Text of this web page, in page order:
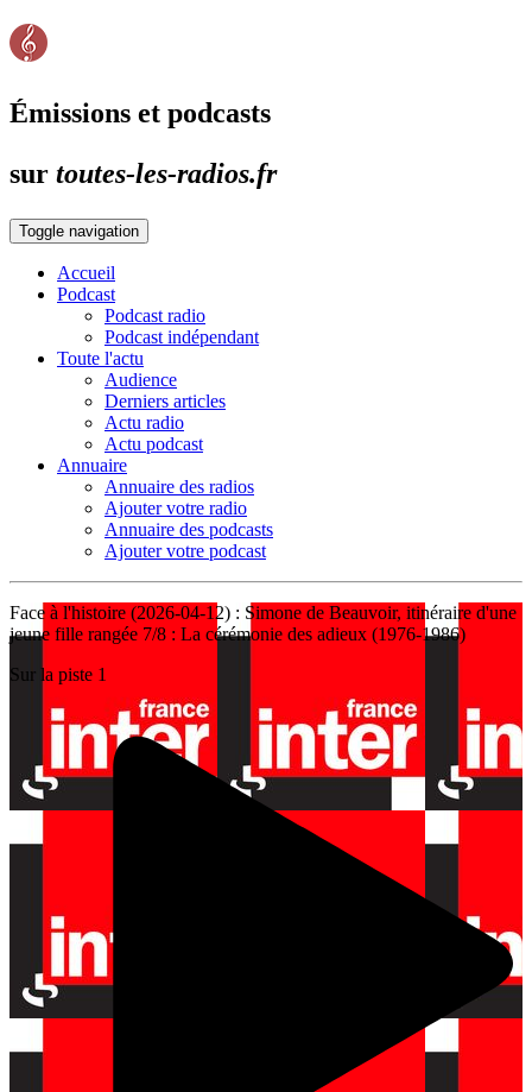
Émissions et podcasts
sur toutes-les-radios.fr
Toggle navigation
Accueil
Podcast
Podcast radio
Podcast indépendant
Toute l'actu
Audience
Derniers articles
Actu radio
Actu podcast
Annuaire
Annuaire des radios
Ajouter votre radio
Annuaire des podcasts
Ajouter votre podcast
Face à l'histoire (2026-04-12) : Simone de Beauvoir, itinéraire d'une
jeune fille rangée 7/8 : La cérémonie des adieux (1976-1986)
Sur la piste 1